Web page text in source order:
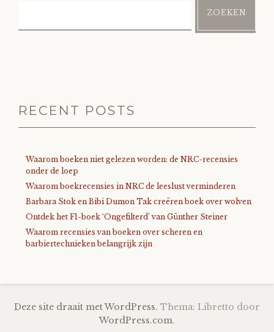
ZOEKEN
RECENT POSTS
Waarom boeken niet gelezen worden: de NRC-recensies
onder de loep
Waarom boekrecensies in NRC de leeslust verminderen
Barbara Stok en Bibi Dumon Tak creëren boek over wolven
Ontdek het F1-boek ‘Ongefilterd’ van Günther Steiner
Waarom recensies van boeken over scheren en
barbiertechnieken belangrijk zijn
Deze site draait met WordPress. Thema: Libretto door
WordPress.com.